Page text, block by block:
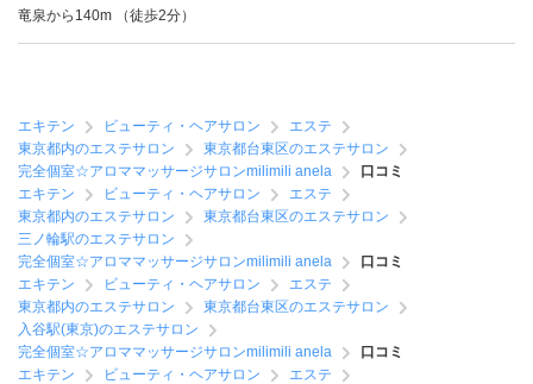
竜泉から140m （徒歩2分）
エキテン ビューティ・ヘアサロン
エステ
東京都内のエステサロン
東京都台東区のエステサロン
完全個室☆アロママッサージサロンmilimili anela
口コミ
エキテン
ビューティ・ヘアサロン
エステ
東京都内のエステサロン
東京都台東区のエステサロン
三ノ輪駅のエステサロン
完全個室☆アロママッサージサロンmilimili anela
口コミ
エキテン
ビューティ・ヘアサロン
エステ
東京都内のエステサロン
東京都台東区のエステサロン
入谷駅(東京)のエステサロン
完全個室☆アロママッサージサロンmilimili anela
口コミ
エキテン
ビューティ・ヘアサロン
エステ